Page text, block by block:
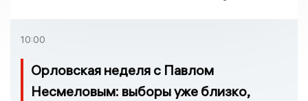
10:00
Орловская неделя с Павлом
Несмеловым: выборы уже близко,